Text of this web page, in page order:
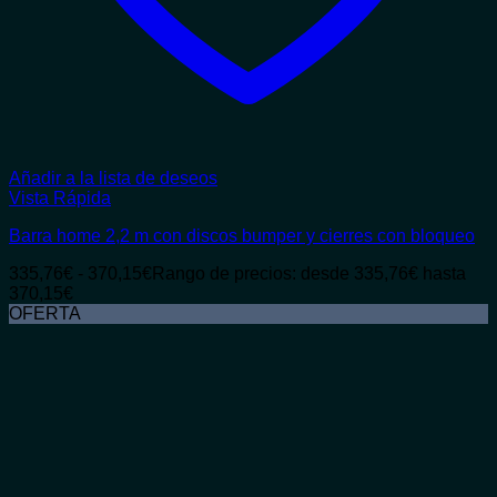
Añadir a la lista de deseos
Vista Rápida
Barra home 2,2 m con discos bumper y cierres con bloqueo
335,76€ - 370,15€ Rango de precios: desde 335,76€ hasta
370,15€
OFERTA